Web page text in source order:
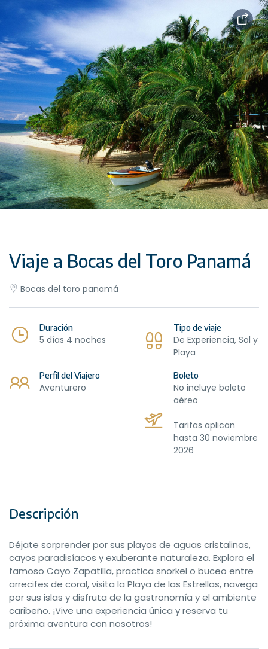
Viaje a Bocas del Toro Panamá
Bocas del toro panamá
Duración
5 días 4 noches
Tipo de viaje
De Experiencia, Sol y
Playa
Perfil del Viajero
Aventurero
Boleto
No incluye boleto
aéreo
Tarifas aplican
hasta 30 noviembre
2026
Descripción
Déjate sorprender por sus playas de aguas cristalinas,
cayos paradisíacos y exuberante naturaleza. Explora el
famoso Cayo Zapatilla, practica snorkel o buceo entre
arrecifes de coral, visita la Playa de las Estrellas, navega
por sus islas y disfruta de la gastronomía y el ambiente
caribeño. ¡Vive una experiencia única y reserva tu
próxima aventura con nosotros!